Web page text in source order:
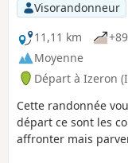
Visorandonneur
11,11 km
Moyenne
Départ à Izeron
Cette randonnée
départ ce sont les
affronter mais